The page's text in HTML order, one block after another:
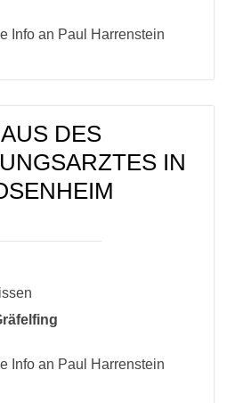
Info an Paul Harrenstein
DES
IN
Info an Paul Harrenstein